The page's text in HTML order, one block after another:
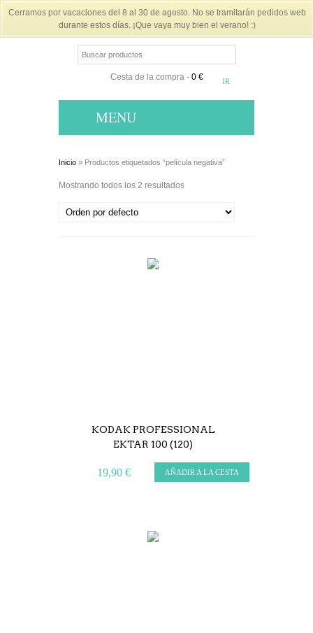
Cesta de la compra- 0 €
MENU
Inicio » Productos etiquetados “película negativa”
Mostrando todos los 2 resultados
KODAK PROFESSIONAL
EKTAR 100 (120)
19,90 € AÑADIR A LA CESTA
Cerramos por vacaciones del 8 al 30 de agosto. No se tramitarán pedidos web
durante estos días. ¡Que vaya muy bien el verano! :)